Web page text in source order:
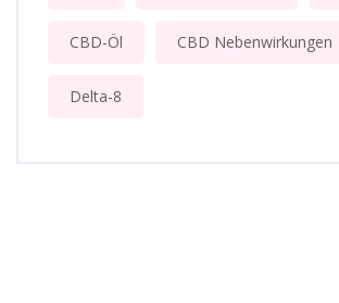
CBD-Öl CBD Nebenwirkungen
Delta-8